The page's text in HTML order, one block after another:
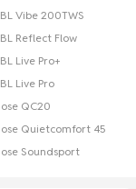
Vibe 200TWS
Reflect Flow
Live Pro+
Live Pro
QC20
Quietcomfort 45
Soundsport